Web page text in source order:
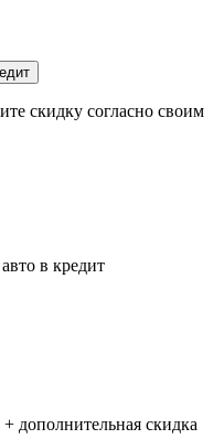
кредит
скидку согласно своим
в кредит
дополнительная скидка